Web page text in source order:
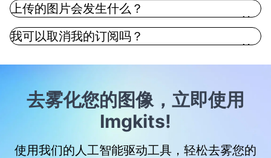
上传的图片会发生什么？
我可以取消我的订阅吗？
去雾化您的图像，立即使用
Imgkits!
使用我们的人工智能驱动工具，轻松去雾您的